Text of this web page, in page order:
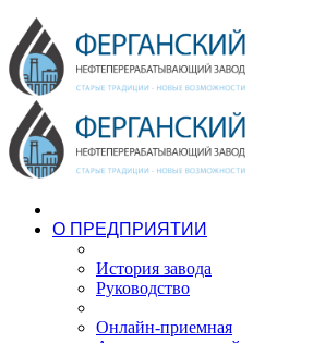
О ПРЕДПРИЯТИИ
История завода
Руководство
Онлайн-приемная